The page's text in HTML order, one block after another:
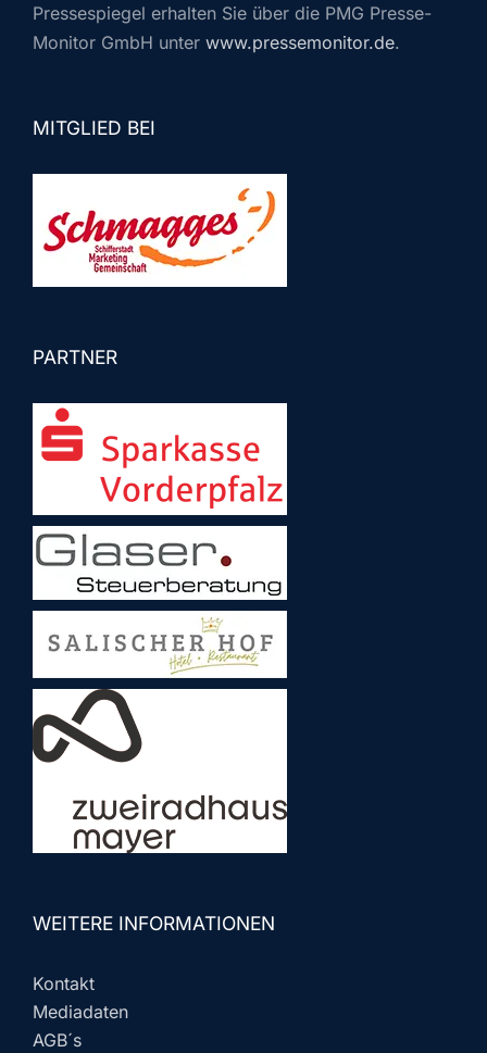
Pressespiegel erhalten Sie über die PMG Presse-
Monitor GmbH unter www.pressemonitor.de.
MITGLIED BEI
PARTNER
WEITERE INFORMATIONEN
Kontakt
Mediadaten
AGB´s